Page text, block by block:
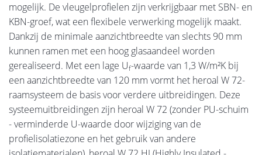
mogelijk. De vleugelprofielen zijn verkrijgbaar met SBN- en
KBN-groef, wat een flexibele verwerking mogelijk maakt.
Dankzij de minimale aanzichtbreedte van slechts 90 mm
kunnen ramen met een hoog glasaandeel worden
gerealiseerd. Met een lage Uf-waarde van 1,3 W/m²K bij
een aanzichtbreedte van 120 mm vormt het heroal W 72-
raamsysteem de basis voor verdere uitbreidingen. Deze
systeemuitbreidingen zijn heroal W 72 (zonder PU-schuim
- verminderde U-waarde door wijziging van de
profielisolatiezone en het gebruik van andere